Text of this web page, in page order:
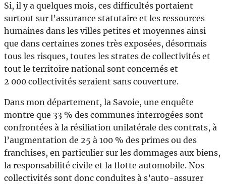
Si, il y a quelques mois, ces difficultés portaient
surtout sur l’assurance statutaire et les ressources
humaines dans les villes petites et moyennes ainsi
que dans certaines zones très exposées, désormais
tous les risques, toutes les strates de collectivités et
tout le territoire national sont concernés et
2 000 collectivités seraient sans couverture.
Dans mon département, la Savoie, une enquête
montre que 33 % des communes interrogées sont
confrontées à la résiliation unilatérale des contrats, à
l’augmentation de 25 à 100 % des primes ou des
franchises, en particulier sur les dommages aux biens,
la responsabilité civile et la flotte automobile. Nos
collectivités sont donc conduites à s’auto-assurer